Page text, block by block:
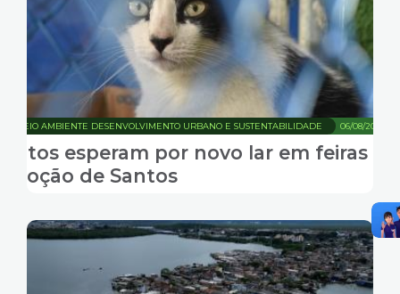
06/08/2026
MEIO AMBIENTE DESENVOLVIMENTO URBANO E SUSTENTABILIDADE
Gatos esperam por novo lar em feiras de
adoção de Santos